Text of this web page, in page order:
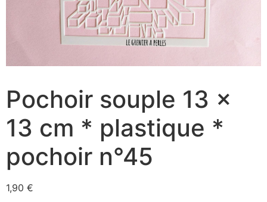
Pochoir souple 13 x
13 cm * plastique *
pochoir n°45
1,90 €